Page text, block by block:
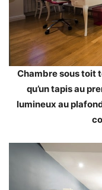
Chambre sous toit
qu’un tapis au
lumineux au